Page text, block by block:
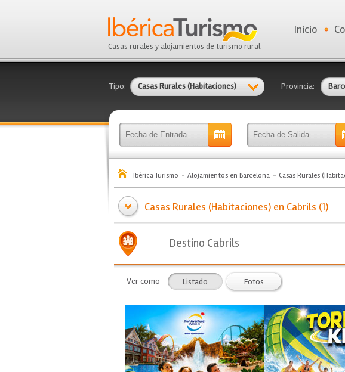
Casas rurales y alojamientos de turismo rural
Inicio
Tipo: Casas Rurales (Habitaciones) Provincia:
Ibérica Turismo Alojamientos en Barcelona Casas Rurales
Casas Rurales (Habitaciones) en Cabrils (1)
Destino Cabrils
Ver como Listado Fotos